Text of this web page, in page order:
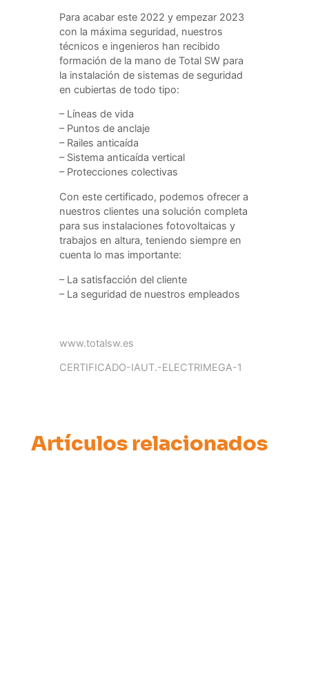
Para acabar este 2022 y empezar 2023
con la máxima seguridad, nuestros
técnicos e ingenieros han recibido
formación de la mano de Total SW para
la instalación de sistemas de seguridad
en cubiertas de todo tipo:
– Líneas de vida
– Puntos de anclaje
– Railes anticaída
– Sistema anticaída vertical
– Protecciones colectivas
Con este certificado, podemos ofrecer a
nuestros clientes una solución completa
para sus instalaciones fotovoltaicas y
trabajos en altura, teniendo siempre en
cuenta lo mas importante:
– La satisfacción del cliente
– La seguridad de nuestros empleados
www.totalsw.es
CERTIFICADO-IAUT.-ELECTRIMEGA-1
Artículos relacionados